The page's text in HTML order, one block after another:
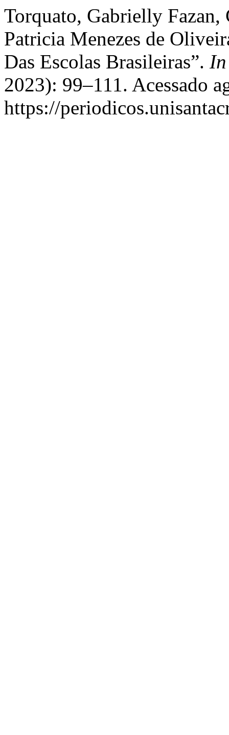
Torquato, Gabrielly Fazan,
Patricia Menezes de
Das Escolas Brasileiras”.
2023): 99–111. Acessado
https://